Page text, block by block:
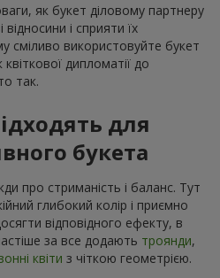
як букет діловому партнеру
відносини і сприяти їх
сміливо використовуйте букет
дипломатії до
так.
для
букета
про стриманість і баланс. Тут
глибокий колір і приємно
відповідного ефекту, в
за все додають троянди,
квіти з чіткою геометрією.